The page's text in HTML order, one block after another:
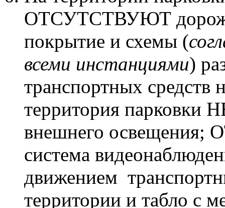
ОТСУТСТВУЮТ
покрытие и схемы (
всеми инстанциями)
транспортных средств
территория парковки
внешнего
система
движением
территории и табло с